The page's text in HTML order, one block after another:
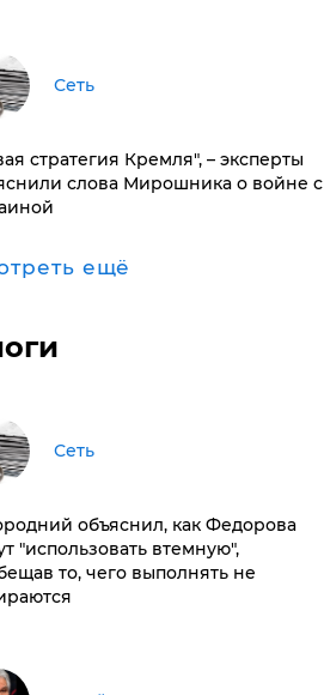
Сеть
стратегия Кремля", – эксперты
слова Мирошника о войне с
ещё
Сеть
объяснил, как Федорова
"использовать втемную",
то, чего выполнять не